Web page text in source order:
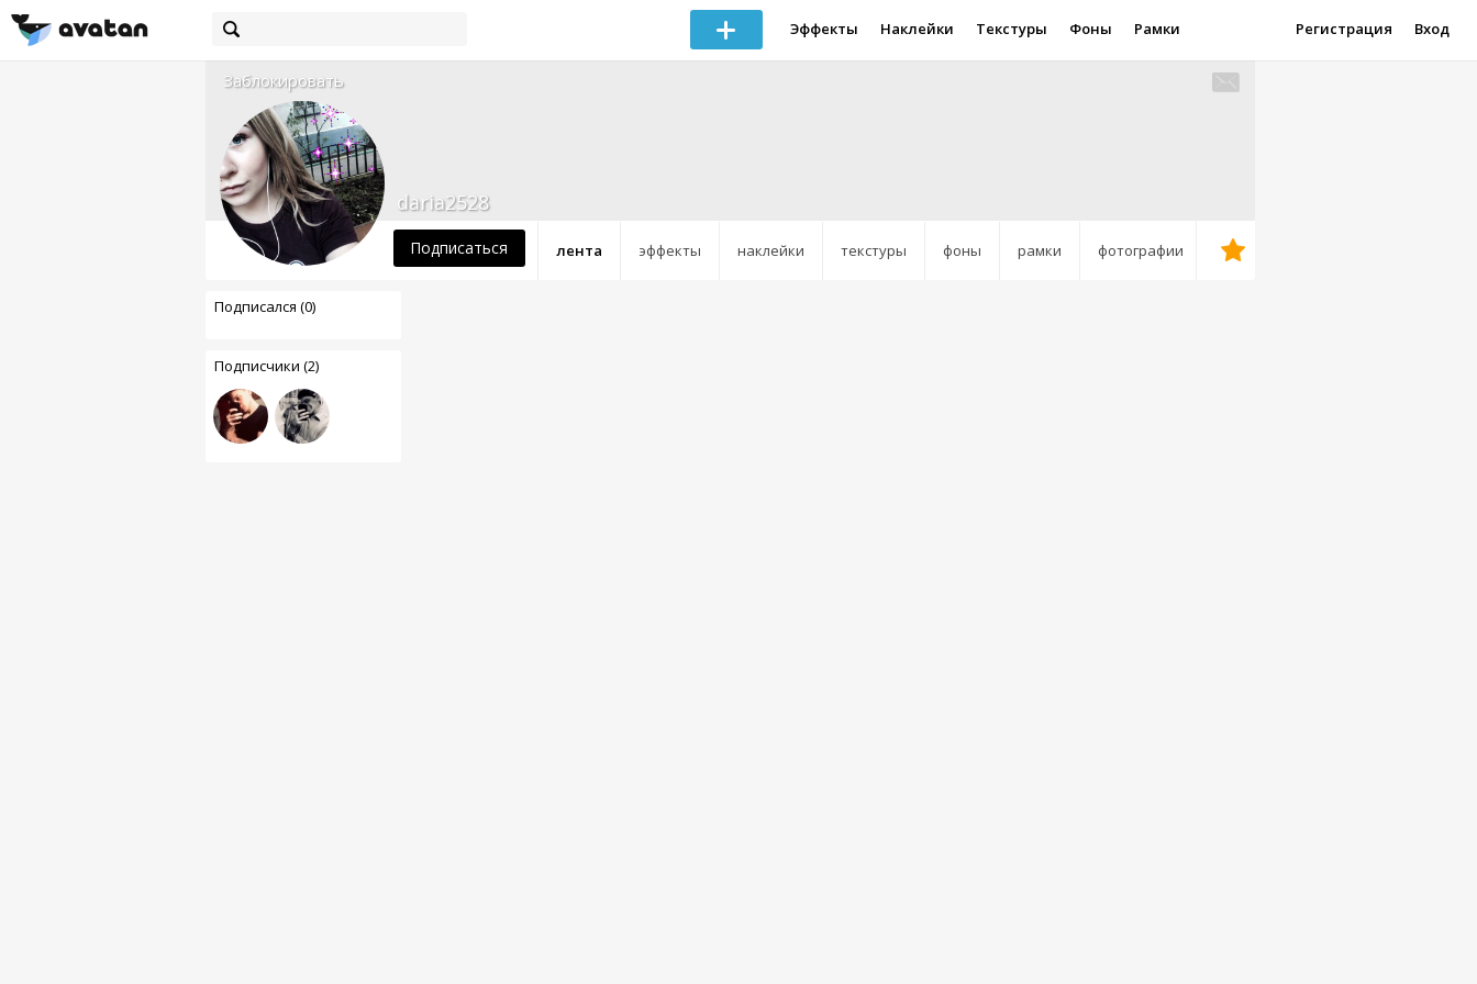
Эффекты Наклейки Текстуры Фоны Рамки Регистрация Вход
Заблокировать
лента эффекты наклейки текстуры фоны рамки фотографии
daria2528
Подписаться
Подписался (0)
Подписчики (2)